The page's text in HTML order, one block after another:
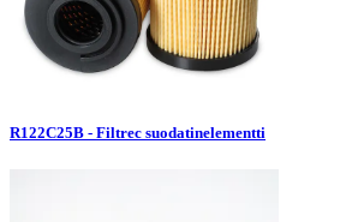
R122C25B - Filtrec suodatinelementti